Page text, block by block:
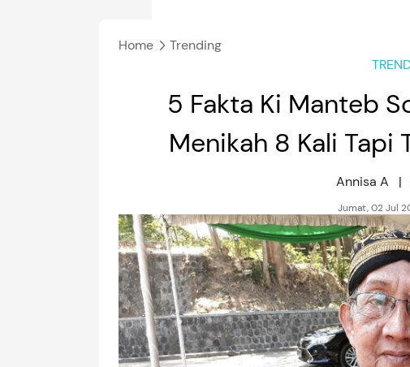
Home
Trending
5 Fakta Ki Manteb
Menikah 8 Kali Tapi
Annisa A |
Jumat, 02 Jul